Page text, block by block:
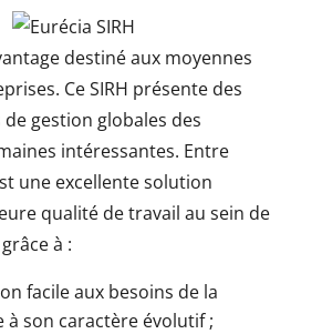
destiné aux moyennes
Ce SIRH présente des
gestion globales des
intéressantes. Entre
une excellente solution
qualité de travail au sein de
à :
facile aux besoins de la
à son caractère évolutif ;